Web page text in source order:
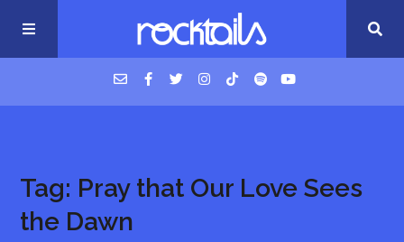
Cigarrillos en la cama
Tag: Pray that Our Love Sees
the Dawn